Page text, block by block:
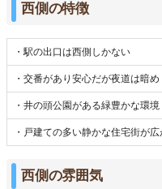
西側の特徴
・駅の出口は西側しかない
・交番があり安心だが夜道は暗め
・井の頭公園がある緑豊かな環境
・戸建ての多い静かな住宅街が広
西側の雰囲気